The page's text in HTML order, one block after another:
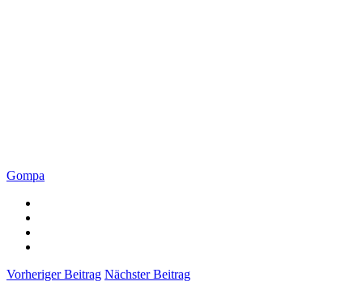
Gompa
Vorheriger Beitrag Nächster Beitrag